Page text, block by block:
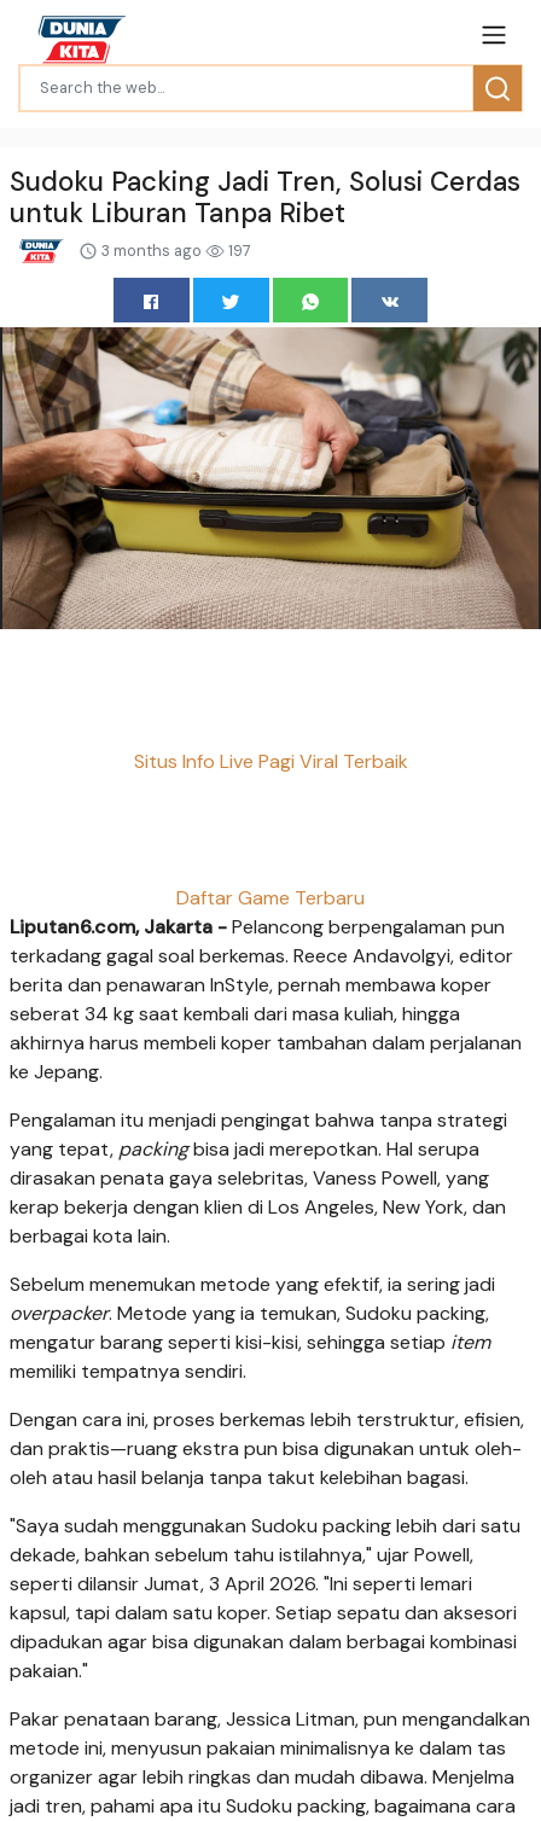
Sudoku Packing Jadi Tren, Solusi Cerdas
untuk Liburan Tanpa Ribet
3 months ago 197
Situs Info Live Pagi Viral Terbaik
Daftar Game Terbaru
Liputan6.com, Jakarta -Pelancong berpengalaman pun
terkadang gagal soal berkemas. Reece Andavolgyi, editor
berita dan penawaran InStyle, pernah membawa koper
seberat 34 kg saat kembali dari masa kuliah, hingga
akhirnya harus membeli koper tambahan dalam perjalanan
ke Jepang.
Pengalaman itu menjadi pengingat bahwa tanpa strategi
yang tepat, packingbisa jadi merepotkan. Hal serupa
dirasakan penata gaya selebritas, Vaness Powell, yang
kerap bekerja dengan klien di Los Angeles, New York, dan
berbagai kota lain.
Sebelum menemukan metode yang efektif, ia sering jadi
overpacker. Metode yang ia temukan, Sudoku packing,
mengatur barang seperti kisi-kisi, sehingga setiap item
memiliki tempatnya sendiri.
Dengan cara ini, proses berkemas lebih terstruktur, efisien,
dan praktis—ruang ekstra pun bisa digunakan untuk oleh-
oleh atau hasil belanja tanpa takut kelebihan bagasi.
"Saya sudah menggunakan Sudoku packing lebih dari satu
dekade, bahkan sebelum tahu istilahnya," ujar Powell,
seperti dilansir Jumat, 3 April 2026. "Ini seperti lemari
kapsul, tapi dalam satu koper. Setiap sepatu dan aksesori
dipadukan agar bisa digunakan dalam berbagai kombinasi
pakaian."
Pakar penataan barang, Jessica Litman, pun mengandalkan
metode ini, menyusun pakaian minimalisnya ke dalam tas
organizer agar lebih ringkas dan mudah dibawa. Menjelma
jadi tren, pahami apa itu Sudoku packing, bagaimana cara